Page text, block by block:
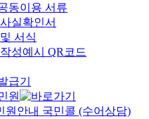
동이용 서류
실확인서
서식
성예시 QR코드
급기
원
원안내 국민콜 (수어상담)